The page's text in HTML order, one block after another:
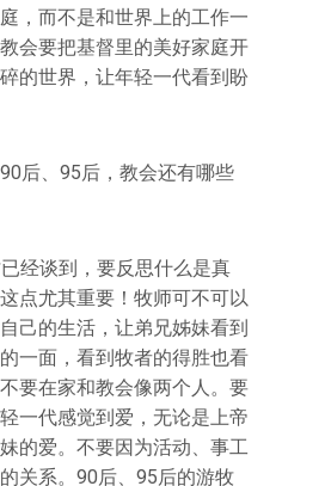
，而不是和世界上的工作一
会要把基督里的美好家庭开
的世界，让年轻一代看到盼
90后、95后，教会还有哪些
经谈到，要反思什么是真
点尤其重要！牧师可不可以
己的生活，让弟兄姊妹看到
一面，看到牧者的得胜也看
要在家和教会像两个人。要
一代感觉到爱，无论是上帝
的爱。不要因为活动、事工
关系。90后、95后的游牧